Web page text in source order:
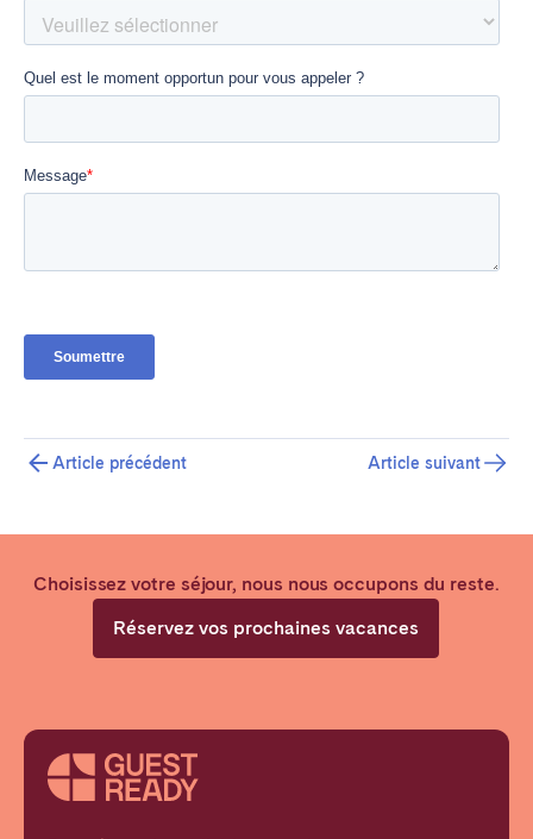
Article précédent Article suivant
Choisissez votre séjour, nous nous occupons du reste.
Réservez vos prochaines vacances